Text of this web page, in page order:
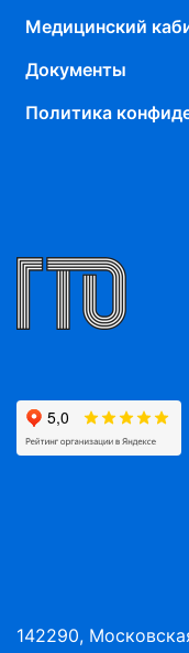
Медицинский
Документы
Политика
142290,